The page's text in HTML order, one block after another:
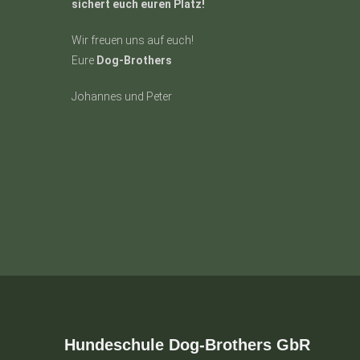
sichert euch euren Platz!
Wir freuen uns auf euch!
Eure Dog-Brothers
Johannes und Peter
Hundeschule Dog-Brothers GbR